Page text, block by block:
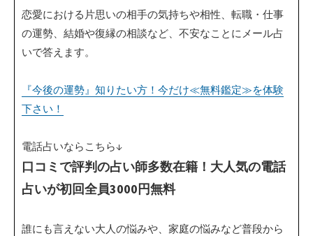
恋愛における片思いの相手の気持ちや相性、転職・仕事
の運勢、結婚や復縁の相談など、不安なことにメール占
いで答えます。
『今後の運勢』知りたい方！今だけ≪無料鑑定≫を体験
下さい！
電話占いならこちら↓
口コミで評判の占い師多数在籍！大人気の電話
占いが初回全員3000円無料
誰にも言えない大人の悩みや、家庭の悩みなど普段から